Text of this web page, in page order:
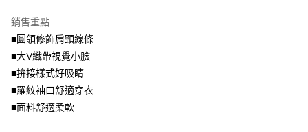
醒簡訊。
帳／街口支付／iPASS MONEY」等通路繳費。
【注意事項】
1.本服務係由「台灣大哥大股份有限公司」（以下簡稱本公司）所提供，讓
用戶於交易時，得透過本服務購買商品或服務，並由商店將買賣／分期付款
買賣價金債權讓與本公司後，依約使用本公司帳單繳交帳款。
１．於結帳方式選擇「AFTEE先享後付」後，將跳轉至「AFTEE先享後付」
結帳頁面，進行簡訊認證並確認金額後，即可完成結帳。
３．收到繳費通知簡訊後14天內，點擊此簡訊中的連結，可透過四大超商／
ATM／網路銀行／等多元方式進行付款，方視為交易完成。
※ 請注意：結帳手續完成當下不需立刻繳費，但若您需要取消訂單，請聯絡
購買商品的店家。未經商家同意取消之訂單仍視為有效，需透過AFTEE先享
後付繳納相關費用。
付款後全家取貨
每筆NT$70，滿NT$699(含以上)免運費
7-11取貨付款
每筆NT$70，滿NT$799(含以上)免運費
銷售重點
■圓領修飾肩頸線條
■大V織帶視覺小臉
■拚接樣式好吸睛
■羅紋袖口舒適穿衣
■面料舒適柔軟